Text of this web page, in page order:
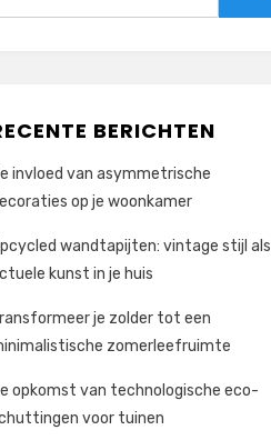
BERICHTEN
invloed van asymmetrische
op je woonkamer
wandtapijten: vintage stijl als
kunst in je huis
je zolder tot een
zomerleefruimte
opkomst van technologische eco-
voor tuinen